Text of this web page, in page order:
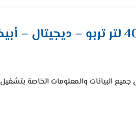
البيانات والمعلومات الخاصة بتشغيل